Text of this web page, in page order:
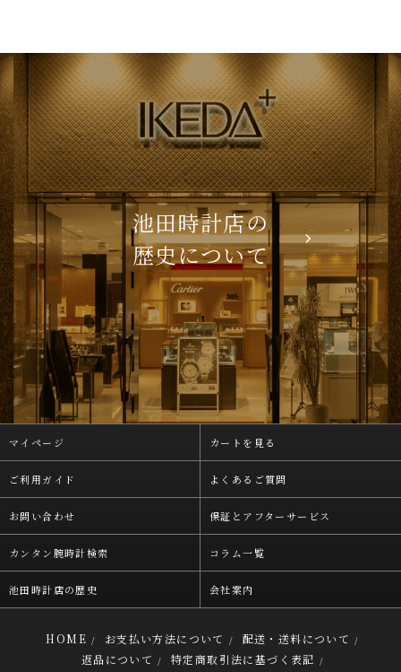
池田時計店の
歴史について
マイページ カートを見る
ご利用ガイド よくあるご質問
お問い合わせ 保証とアフターサービス
カンタン腕時計検索 コラム一覧
池田時計店の歴史 会社案内
HOME / お支払い方法について / 配送・送料について /
返品について / 特定商取引法に基づく表記 /